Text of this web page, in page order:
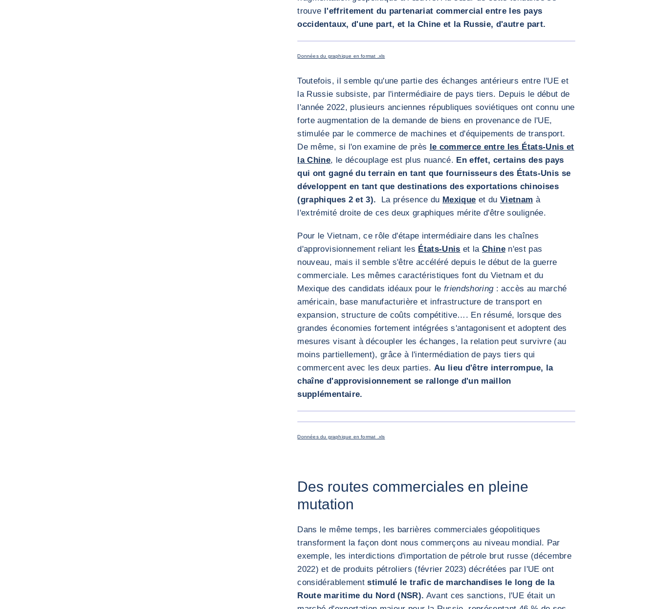
trouve l'effritement du partenariat commercial entre les pays
occidentaux, d'une part, et la Chine et la Russie, d'autre part.
Données du graphique en format .xls
Toutefois, il semble qu'une partie des échanges antérieurs entre l'UE et
la Russie subsiste, par l'intermédiaire de pays tiers. Depuis le début de
l'année 2022, plusieurs anciennes républiques soviétiques ont connu une
forte augmentation de la demande de biens en provenance de l'UE,
stimulée par le commerce de machines et d'équipements de transport.
De même, si l'on examine de près le commerce entre les États-Unis et
la Chine, le découplage est plus nuancé. En effet, certains des pays
qui ont gagné du terrain en tant que fournisseurs des États-Unis se
développent en tant que destinations des exportations chinoises
(graphiques 2 et 3). La présence du Mexique et du Vietnam à
l'extrémité droite de ces deux graphiques mérite d'être soulignée.
Pour le Vietnam, ce rôle d'étape intermédiaire dans les chaînes
d'approvisionnement reliant les États-Unis et laChinen'est pas
nouveau, mais il semble s'être accéléré depuis le début de la guerre
commerciale. Les mêmes caractéristiques font du Vietnam et du
Mexique des candidats idéaux pour lefriendshoring: accès au marché
américain, base manufacturière et infrastructure de transport en
expansion, structure de coûts compétitive…. En résumé, lorsque des
grandes économies fortement intégrées s'antagonisent et adoptent des
mesures visant à découpler les échanges, la relation peut survivre (au
moins partiellement), grâce à l'intermédiation de pays tiers qui
commercent avec les deux parties.Au lieu d'être interrompue, la
chaîne d'approvisionnement se rallonge d'un maillon
supplémentaire.
AGRANDIR L'IMAGE
Données du graphique en format .xls
Des routes commerciales en pleine
mutation
Dans le même temps, les barrières commerciales géopolitiques
transforment la façon dont nous commerçons au niveau mondial. Par
exemple, les interdictions d'importation de pétrole brut russe (décembre
2022) et de produits pétroliers (février 2023) décrétées par l'UE ont
considérablementstimulé le trafic de marchandises le long de la
Route maritime du Nord (NSR). Avant ces sanctions, l'UE était un